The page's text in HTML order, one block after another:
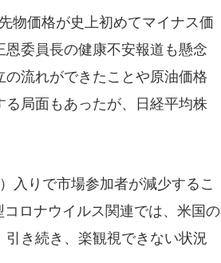
物価格が史上初めてマイナス価
委員長の健康不安報道も懸念
流れができたことや原油価格
局面もあったが、日経平均株
入りで市場参加者が減少するこ
ロナウイルス関連では、米国の
き続き、楽観視できない状況